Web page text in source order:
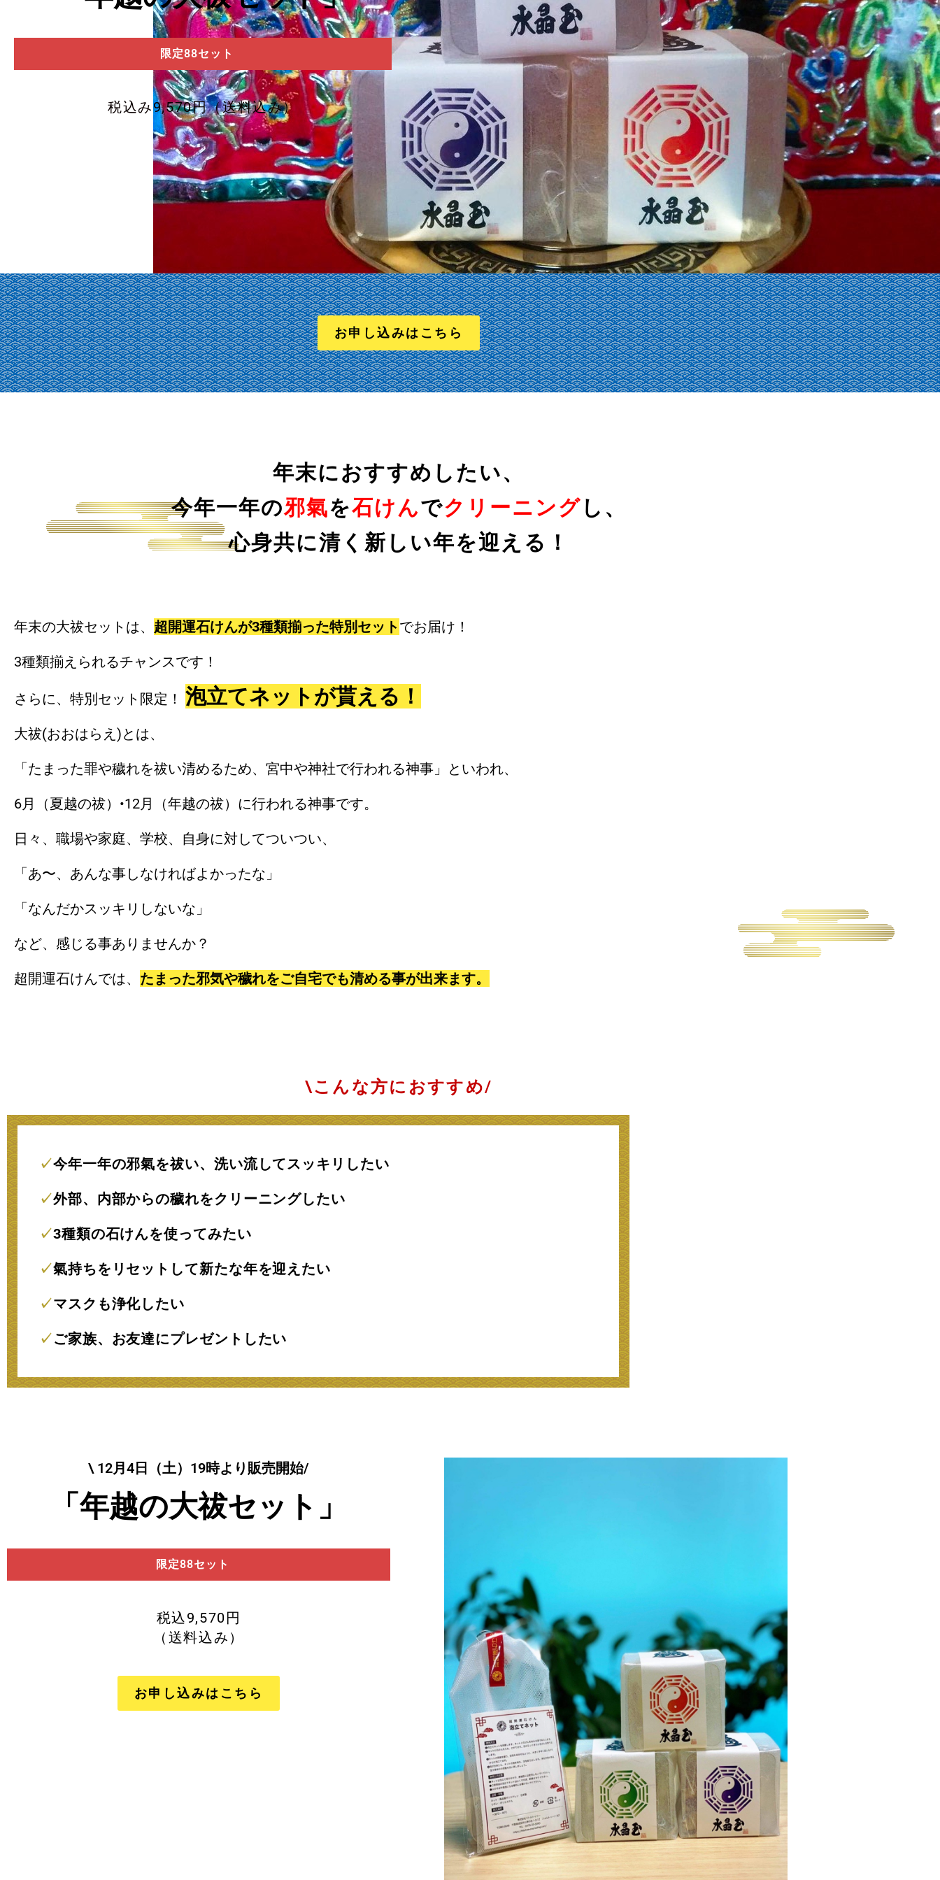
限定88セット
税込み9,570円（送料込み）
お申し込みはこちら
年末におすすめしたい、
今年一年の邪氣を石けんでクリーニング し、
心身共に清く新しい年を迎える！
年末の大祓セットは、 超開運石けんが3種類揃った特別セットでお届け！
3種類揃えられるチャンスです！
さらに、特別セット限定！ 泡立てネットが貰える！
大祓(おおはらえ)とは、
「たまった罪や穢れを祓い清めるため、宮中や神社で行われる神事」といわれ、
6月（夏越の祓）•12月（年越の祓）に行われる神事です。
日々、職場や家庭、学校、自身に対してついつい、
「あ〜、あんな事しなければよかったな」
「なんだかスッキリしないな」
など、感じる事ありませんか？
超開運石けんでは、 たまった邪気や穢れをご自宅でも清める事が出来ます。
\こんな方におすすめ/
✓今年一年の邪氣を祓い、洗い流してスッキリしたい
✓外部、内部からの穢れをクリーニングしたい
✓3種類の石けんを使ってみたい
✓氣持ちをリセットして新たな年を迎えたい
✓マスクも浄化したい
✓ご家族、お友達にプレゼントしたい
\ 12月4日（土）19時より販売開始/
「年越の大祓セット」
限定88セット
税込9,570円
（送料込み）
お申し込みはこちら